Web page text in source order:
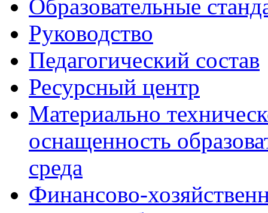
Образовательные
Руководство
Педагогический состав
Ресурсный центр
Материально
оснащенность
среда
Финансово-